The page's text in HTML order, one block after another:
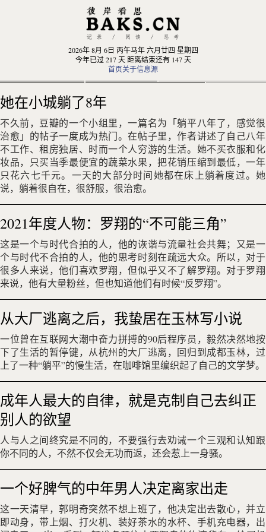
2026年 8月 6日 丙午马年 六月廿四 星期四
今年已过 217 天 距离结束还有 147 天
首页关于信息源
她在小城躺了8年
不久前，豆瓣的一个小组里，一篇名为「躺平八年了，感觉很
治愈」的帖子一度成为热门。在帖子里，作者讲述了自己八年
不工作、租房独居、时而一个人穷游的生活。她不买衣服和化
妆品，只买当季最便宜的蔬菜水果，把花销压缩到最低，一年
只花六七千元。一天的大部分时间她都在床上躺着度过。她
说，躺着很自在，很舒服，很治愈。
2021年度人物：罗翔的“不可能三角”
这是一个与时代合拍的人，他的诙谐与流量社会共舞；又是一
个与时代不合拍的人，他的思考时刻在疏远大众。所以，对于
很多人来说，他们喜欢罗翔，但似乎又不了解罗翔。对于罗翔
来说，他有大量粉丝，但也知道他们有时候“反罗翔”。
从大厂逃离之后，我蛰居在玉林写小说
一位曾在互联网大潮中奋力拼搏的90后程序员，毅然决然地按
下了生活的暂停键，从杭州的大厂逃离，回归到成都玉林，过
上了一种“躺平”的慢生活，在咖啡馆里编织起了自己的文学梦。
成年人最大的自律，就是克制自己去纠正
别人的欲望
人与人之间终究是不同的，不要强行去劝诫一个三观和认知跟
你不同的人，不然不仅会无功而返，还会惹上一身骚。
一个好脾气的中年男人决定离家出走
这一天清早，郭明奇突然不想上班了，他决定出去散心，并立
即动身，带上烟、打火机、装好茶水的水杯、手机充电器，出